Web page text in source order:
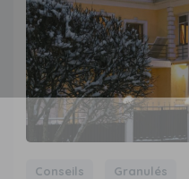
Conseils Granulés